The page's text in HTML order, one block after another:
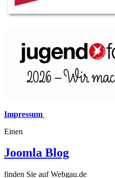
Impressum
Einen
Joomla Blog
finden Sie auf Webgau.de